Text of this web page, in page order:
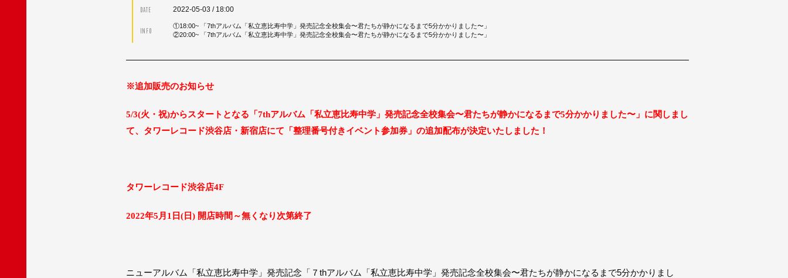
DATE 2022-05-03 / 18:00
INFO
①18:00~ 「7thアルバム「私立恵比寿中学」発売記念全校集会〜君たちが静かになるまで5分かかりました〜」
②20:00~ 「7thアルバム「私立恵比寿中学」発売記念全校集会〜君たちが静かになるまで5分かかりました〜」
※追加販売のお知らせ
5/3(火・祝)からスタートとなる「7thアルバム「私立恵比寿中学」発売記念全校集会〜君たちが静かになるまで5分かかりました〜」に関しまし
て、タワーレコード渋谷店・新宿店にて「整理番号付きイベント参加券」の追加配布が決定いたしました！
タワーレコード渋谷店4F
2022年5 月 1 日(日)開店時間～無くなり次第終了
ニューアルバム「私立恵比寿中学」発売記念「７thアルバム「私立恵比寿中学」発売記念全校集会〜君たちが静かになるまで5分かかりまし